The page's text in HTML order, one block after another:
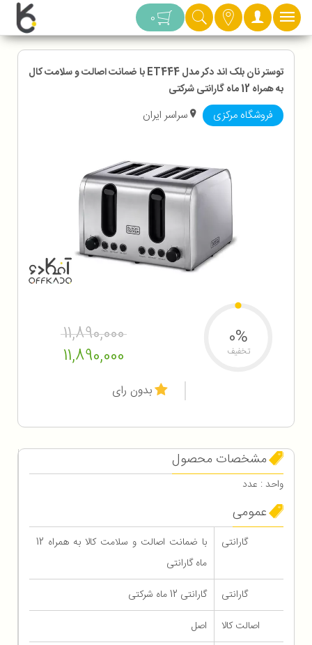
دسته بندی 0
توستر نان بلک اند دکر مدل ET444 با ضمانت اصالت و سلامت کال
به همراه 12 ماه گارانتی شرکتی
فروشگاه مرکزی سراسر ایران
11,890,000
11,890,000
0%
تخفیف
بدون رای
مشخصات محصول
واحد : عدد
عمومی
گارانتی
با ضمانت اصالت و سلامت کالا به همراه 12
ماه گارانتی
گارانتی
گارانتی 12 ماه شرکتی
اصالت کالا
اصل